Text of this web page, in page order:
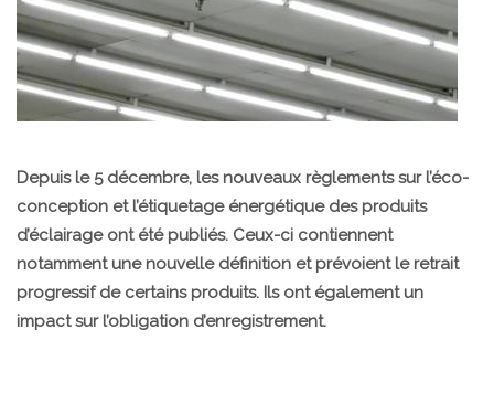
Depuis le 5décembre, les nouveaux règlements sur l’éco-
conception et l’étiquetage énergétique des produits
d’éclairage ont été publiés. Ceux-ci contiennent
notamment une nouvelle définition et prévoient le retrait
progressif de certains produits. Ils ont également un
impact sur l’obligation d’enregistrement.